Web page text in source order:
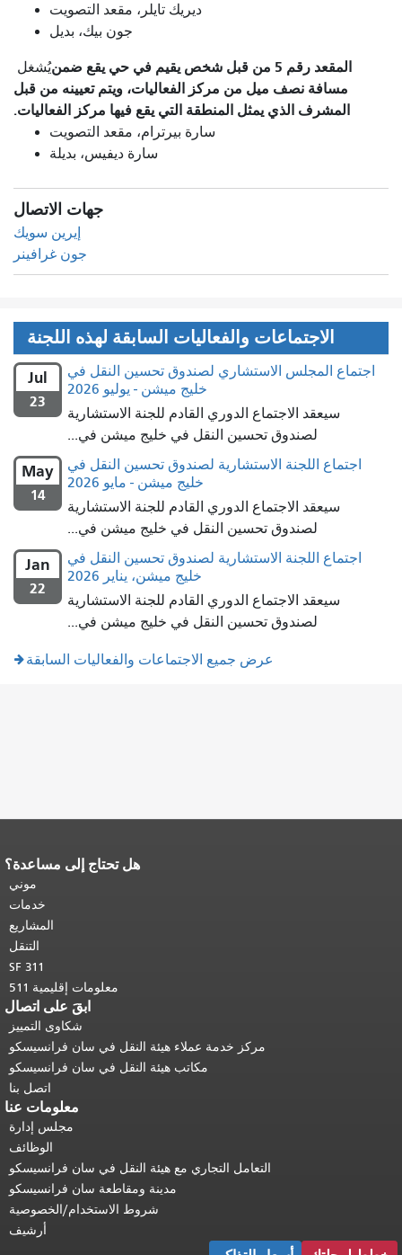
ديريك تايلر، مقعد التصويت
جون بيك، بديل
يُشغلالمقعد رقم 5 من قبل شخص يقيم في حي يقع ضمن
مسافة نصف ميل من مركز الفعاليات، ويتم تعيينه من قبل
المشرف الذي يمثل المنطقة التي يقع فيها مركز الفعاليات.
سارة بيرترام، مقعد التصويت
سارة ديفيس، بديلة
جهات الاتصال
إيرين سويك
جون غرافينر
الاجتماعات والفعاليات السابقة لهذه اللجنة
Jul
23
اجتماع المجلس الاستشاري لصندوق تحسين النقل في
خليج ميشن - يوليو 2026
سيعقد الاجتماع الدوري القادم للجنة الاستشارية
لصندوق تحسين النقل في خليج ميشن في...
May
14
اجتماع اللجنة الاستشارية لصندوق تحسين النقل في
خليج ميشن - مايو 2026
سيعقد الاجتماع الدوري القادم للجنة الاستشارية
لصندوق تحسين النقل في خليج ميشن في...
Jan
22
اجتماع اللجنة الاستشارية لصندوق تحسين النقل في
خليج ميشن، يناير 2026
سيعقد الاجتماع الدوري القادم للجنة الاستشارية
لصندوق تحسين النقل في خليج ميشن في...
عرض جميع الاجتماعات والفعاليات السابقة
هل تحتاج إلى مساعدة؟
موني
خدمات
المشاريع
التنقل
SF 311
معلومات إقليمية 511
ابقَ على اتصال
شكاوى التمييز
مركز خدمة عملاء هيئة النقل في سان فرانسيسكو
مكاتب هيئة النقل في سان فرانسيسكو
اتصل بنا
معلومات عنا
مجلس إدارة
الوظائف
التعامل التجاري مع هيئة النقل في سان فرانسيسكو
مدينة ومقاطعة سان فرانسيسكو
شروط الاستخدام/الخصوصية
أرشيف